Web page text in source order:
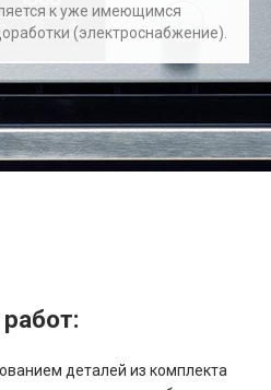
к уже имеющимся
(электроснабжение).
деталей из комплекта